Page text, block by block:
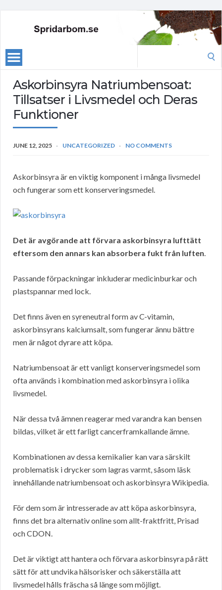
Askorbinsyra Natriumbensoat:
Tillsatser i Livsmedel och Deras
Funktioner
JUNE 12, 2025 UNCATEGORIZED NO COMMENTS
Askorbinsyra är en viktig komponent i många livsmedel
och fungerar som ett konserveringsmedel.
Det är avgörande att förvara askorbinsyra lufttätt
eftersom den annars kan absorbera fukt från luften.
Passande förpackningar inkluderar medicinburkar och
plastspannar med lock.
Det finns även en syreneutral form av C-vitamin,
askorbinsyrans kalciumsalt, som fungerar ännu bättre
men är något dyrare att köpa.
Natriumbensoat är ett vanligt konserveringsmedel som
ofta används i kombination med askorbinsyra i olika
livsmedel.
När dessa två ämnen reagerar med varandra kan bensen
bildas, vilket är ett farligt cancerframkallande ämne.
Kombinationen av dessa kemikalier kan vara särskilt
problematisk i drycker som lagras varmt, såsom läsk
innehållande natriumbensoat och askorbinsyra Wikipedia.
För dem som är intresserade av att köpa askorbinsyra,
finns det bra alternativ online som allt-fraktfritt, Prisad
och CDON.
Det är viktigt att hantera och förvara askorbinsyra på rätt
sätt för att undvika hälsorisker och säkerställa att
livsmedel hålls fräscha så länge som möjligt.